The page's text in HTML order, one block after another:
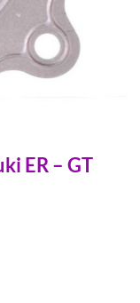
ER – GT